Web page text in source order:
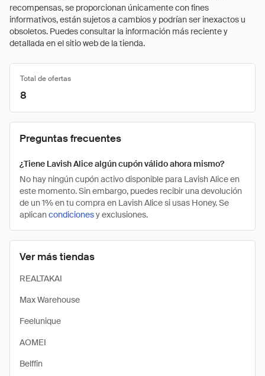
recompensas, se proporcionan únicamente con fines
informativos, están sujetos a cambios y podrían ser inexactos u
obsoletos. Puedes consultar la información más reciente y
detallada en el sitio web de la tienda.
Ver más tiendas
REALTAKAI
Max Warehouse
Feelunique
AOMEI
Belffin
Total de ofertas
8
Preguntas frecuentes
¿Tiene Lavish Alice algún cupón válido ahora mismo?
No hay ningún cupón activo disponible para Lavish Alice en
este momento. Sin embargo, puedes recibir una devolución
de un 1% en tu compra en Lavish Alice si usas Honey. Se
aplicancondicionesy exclusiones.